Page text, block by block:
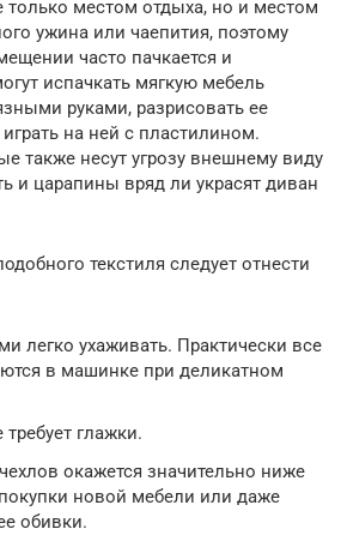
только местом отдыха, но и местом
ужина или чаепития, поэтому
часто пачкается и
испачкать мягкую мебель
руками, разрисовать ее
на ней с пластилином.
также несут угрозу внешнему виду
и царапины вряд ли украсят диван
текстиля следует отнести
легко ухаживать. Практически все
в машинке при деликатном
требует глажки.
окажется значительно ниже
новой мебели или даже
обивки.